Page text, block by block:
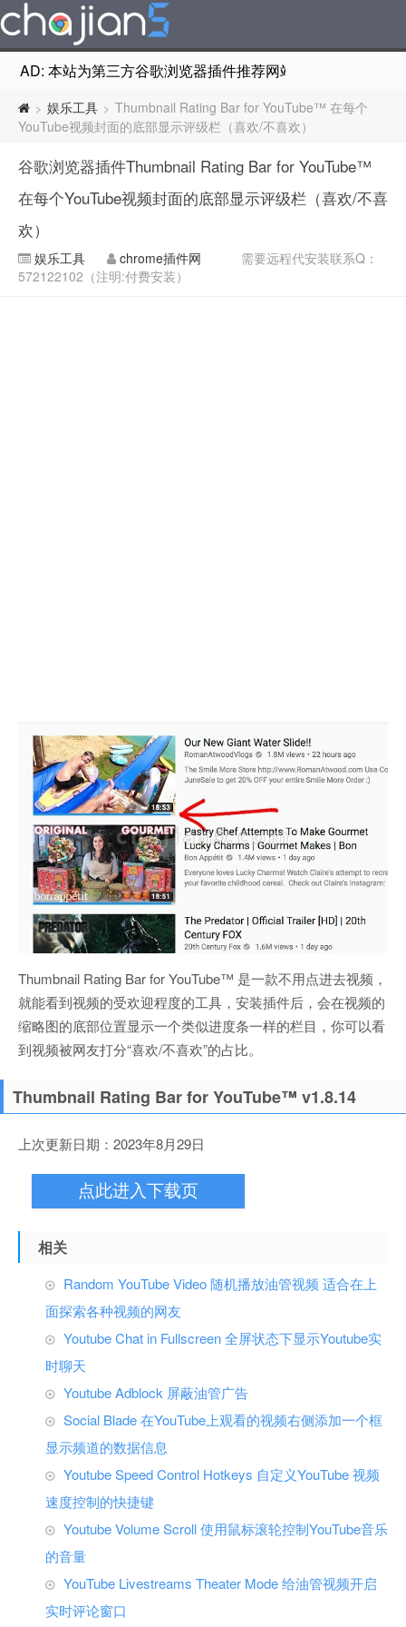
AD: 本站为第三方谷歌浏览器插件推荐网站，非Google
> 娱乐工具 > Thumbnail Rating Bar for YouTube™ 在每个
YouTube视频封面的底部显示评级栏（喜欢/不喜欢）
谷歌浏览器插件Thumbnail Rating Bar for YouTube™
在每个YouTube视频封面的底部显示评级栏（喜欢/不喜
欢）
娱乐工具 chrome插件网
需要远程代安装联系Q：
572122102（注明:付费安装）
Thumbnail Rating Bar for YouTube™ 是一款不用点进去视频，
就能看到视频的受欢迎程度的工具，安装插件后，会在视频的
缩略图的底部位置显示一个类似进度条一样的栏目，你可以看
到视频被网友打分“喜欢/不喜欢”的占比。
Thumbnail Rating Bar for YouTube™ v1.8.14
上次更新日期：2023年8月29日
点此进入下载页
相关
Random YouTube Video 随机播放油管视频 适合在上
面探索各种视频的网友
Youtube Chat in Fullscreen 全屏状态下显示Youtube实
时聊天
Youtube Adblock 屏蔽油管广告
Social Blade 在YouTube上观看的视频右侧添加一个框
显示频道的数据信息
Youtube Speed Control Hotkeys 自定义YouTube 视频
速度控制的快捷键
Youtube Volume Scroll 使用鼠标滚轮控制YouTube音乐
的音量
YouTube Livestreams Theater Mode 给油管视频开启
实时评论窗口